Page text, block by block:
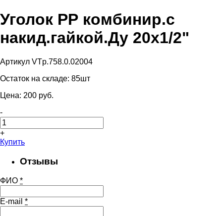
Уголок РР комбинир.с
накид.гайкой.Ду 20х1/2"
Артикул VTp.758.0.02004
Остаток на складе: 85шт
Цена: 200 pуб.
-
+
Купить
Отзывы
ФИО *
E-mail *